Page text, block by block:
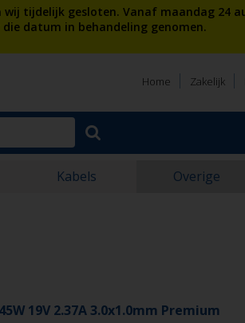
tijdelijk gesloten. Vanaf maandag 24
datum in behandeling genomen.
Home Zakelijk
Kabels Overige
19V 2.37A 3.0x1.0mm Premium